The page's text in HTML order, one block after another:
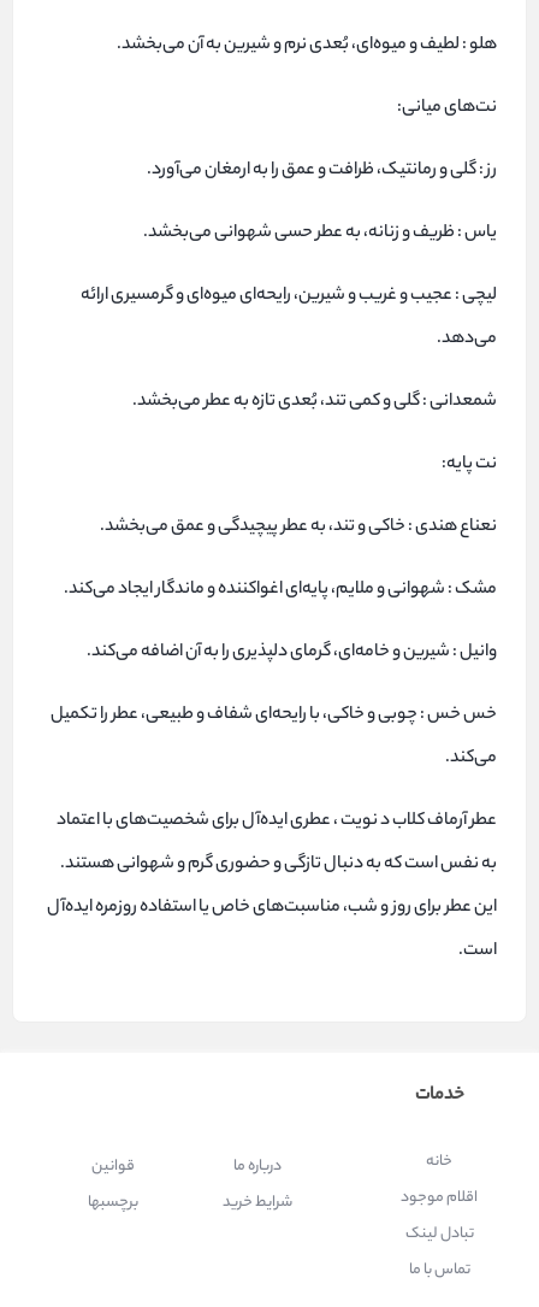
هلو : لطیف و میوه‌ای، بُعدی نرم و شیرین به آن می‌بخشد.
نت‌های میانی:
رز : گلی و رمانتیک، ظرافت و عمق را به ارمغان می‌آورد.
یاس : ظریف و زنانه، به عطر حسی شهوانی می‌بخشد.
لیچی : عجیب و غریب و شیرین، رایحه‌ای میوه‌ای و گرمسیری ارائه
می‌دهد.
شمعدانی : گلی و کمی تند، بُعدی تازه به عطر می‌بخشد.
نت پایه:
نعناع هندی : خاکی و تند، به عطر پیچیدگی و عمق می‌بخشد.
مشک : شهوانی و ملایم، پایه‌ای اغواکننده و ماندگار ایجاد می‌کند.
وانیل : شیرین و خامه‌ای، گرمای دلپذیری را به آن اضافه می‌کند.
خس خس : چوبی و خاکی، با رایحه‌ای شفاف و طبیعی، عطر را تکمیل
می‌کند.
عطر آرماف کلاب د نویت ، عطری ایده‌آل برای شخصیت‌های با اعتماد
به نفس است که به دنبال تازگی و حضوری گرم و شهوانی هستند.
این عطر برای روز و شب، مناسبت‌های خاص یا استفاده روزمره ایده‌آل
است.
خدمات
خانه
اقلام موجود
تبادل لینک
تماس با ما
درباره ما
شرایط خرید
قوانین
برچسبها